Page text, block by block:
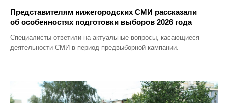
Представителям нижегородских СМИ рассказали
об особенностях подготовки выборов 2026 года
Специалисты ответили на актуальные вопросы, касающиеся
деятельности СМИ в период предвыборной кампании.